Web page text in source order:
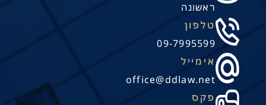
ראשונה
טלפון
09-7995599
אימייל
office@ddlaw.net
פקס